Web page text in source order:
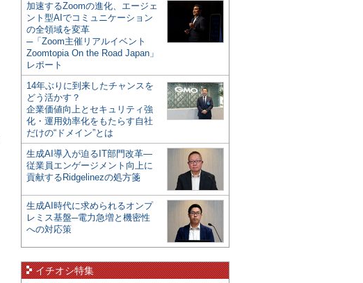
加速するZoomの進化、エージェ
ント型AIでコミュニケーション
の全領域を変革
─「Zoom主催リアルイベント
Zoomtopia On the Road Japan」
レポート
14年ぶりに到来したチャンスを
どう活かす？
企業価値向上とセキュリティ強
化・運用効率化をもたらす自社
だけの“ドメイン”とは
生成AI導入が迫るIT部門改革―
従業員エンゲージメント向上に
貢献するRidgelinezの処方箋
生成AI時代に求められるオンプ
レミス基盤─電力急増と機密性
への対応策
イチオシ特集